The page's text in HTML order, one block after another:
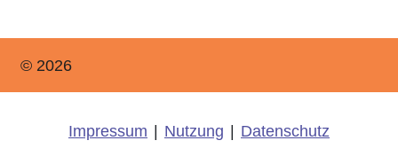
© 2026
Impressum Nutzung Datenschutz